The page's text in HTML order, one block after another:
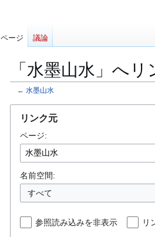
「水墨山水」へ
← 水墨山水
リンク元
ページ:
名前空間:
すべて
参照読み込みを非表示 リ
ページ 議論